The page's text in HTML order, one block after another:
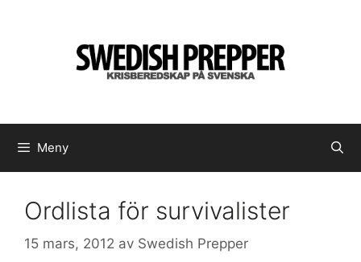
Meny
Ordlista för survivalister
15 mars, 2012 av Swedish Prepper